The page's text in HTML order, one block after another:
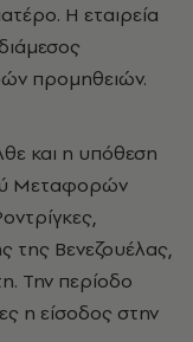
Η εταιρεία
προμηθειών.
και η υπόθεση
Μεταφορών
της Βενεζουέλας,
Την περίοδο
η είσοδος στην